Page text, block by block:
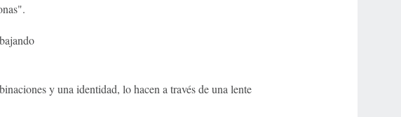
y una identidad, lo hacen a través de una lente